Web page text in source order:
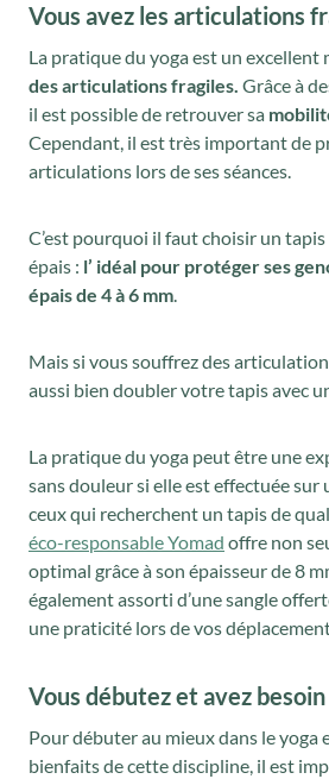
:
7
4
,
0
.
,
8
0
€
n
i
a
l
t
a
i
4
4
,
0
0
€
c
e
l
e
t
7
6
2
€
.
Vous avez les articulations
La pratique du yoga est un excellent
des articulations fragiles. Grâce à
il est possible de retrouver sa
Cependant, il est très important de
articulations lors de ses séances.
C’est pourquoi il faut choisir un
épais : l’ idéal pour protéger ses
épais de 4 à 6 mm.
Mais si vous souffrez des
aussi bien doubler votre tapis avec
La pratique du yoga peut être une
sans douleur si elle est effectuée
ceux qui recherchent un tapis de
éco-responsable Yomad offre non
optimal grâce à son épaisseur de 8
également assorti d’une sangle
une praticité lors de vos
Vous débutez et avez
Pour débuter au mieux dans le yoga
bienfaits de cette discipline, il est